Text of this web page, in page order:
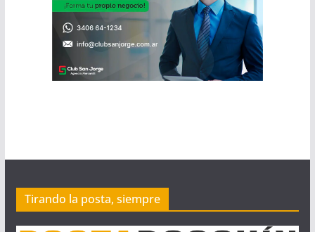
Tirando la posta, siempre